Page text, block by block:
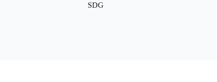
SDG